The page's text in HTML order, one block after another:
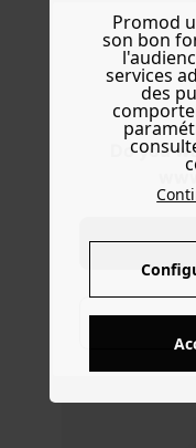
Do you
Promod
son bon
services
des